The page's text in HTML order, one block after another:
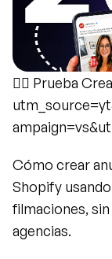
👉🏻 Prueba
Cómo crear
Shopify
filmaciones,
agencias.